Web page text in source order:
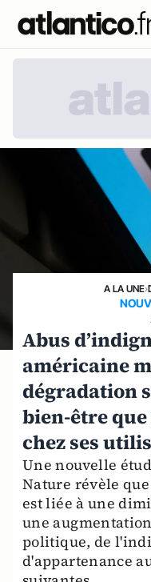
A LA UNE›
Abus
américaine
dégradation
bien-être
chez ses
Une nouvelle
Nature révèle
est liée à une
une
politique, de
d'appartenance